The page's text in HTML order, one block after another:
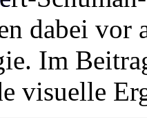
dabei vor
Im
visuelle